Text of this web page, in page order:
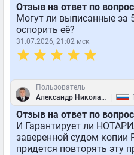
Отзыв на ответ по
Могут ли выписанные за
оспорить её?
31.07.2026, 21:02 мск
Пользователь
Александр Николаевич
Отзыв на ответ по
И Гарантирует ли
заверенной судом копии
придется повторять эту